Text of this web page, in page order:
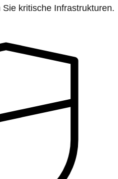
kritische Infrastrukturen.